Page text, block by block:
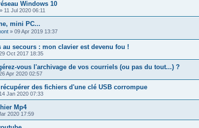
Windows 10
» 11 Jul 2020 06:11
mini PC...
» 09 Apr 2019 13:37
au secours : mon clavier est devenu fou !
Oct 2017 18:35
vous l'archivage de vos courriels (ou pas du tout...) ?
Apr 2020 02:57
récupérer des fichiers d'une clé USB corrompue
14 Jan 2020 07:33
Mp4
2020 17:59